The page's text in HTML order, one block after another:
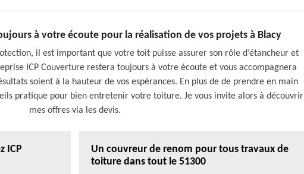
à votre écoute pour la réalisation de vos projets à Blacy
il est important que votre toit puisse assurer son rôle d’étancheur et
ICP Couverture restera toujours à votre écoute et vous accompagnera
soient à la hauteur de vos espérances. En plus de de prendre en main
pratique pour bien entretenir votre toiture. Je vous invite alors à découvrir
mes offres via les devis.
ICP
Un couvreur de renom pour tous travaux de
toiture dans tout le 51300